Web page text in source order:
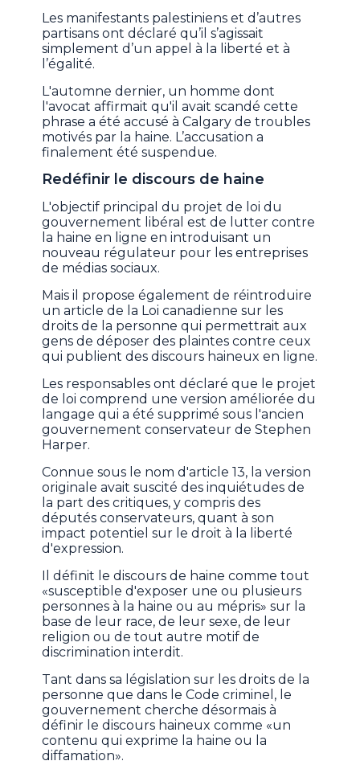
Les manifestants palestiniens et d’autres
partisans ont déclaré qu’il s’agissait
simplement d’un appel à la liberté et à
l’égalité.
L'automne dernier, un homme dont
l'avocat affirmait qu'il avait scandé cette
phrase a été accusé à Calgary de troubles
motivés par la haine. L’accusation a
finalement été suspendue.
Redéfinir le discours de haine
L'objectif principal du projet de loi du
gouvernement libéral est de lutter contre
la haine en ligne en introduisant un
nouveau régulateur pour les entreprises
de médias sociaux.
Mais il propose également de réintroduire
un article de la Loi canadienne sur les
droits de la personne qui permettrait aux
gens de déposer des plaintes contre ceux
qui publient des discours haineux en ligne.
Les responsables ont déclaré que le projet
de loi comprend une version améliorée du
langage qui a été supprimé sous l'ancien
gouvernement conservateur de Stephen
Harper.
Connue sous le nom d'article 13, la version
originale avait suscité des inquiétudes de
la part des critiques, y compris des
députés conservateurs, quant à son
impact potentiel sur le droit à la liberté
d'expression.
Il définit le discours de haine comme tout
«susceptible d'exposer une ou plusieurs
personnes à la haine ou au mépris» sur la
base de leur race, de leur sexe, de leur
religion ou de tout autre motif de
discrimination interdit.
Tant dans sa législation sur les droits de la
personne que dans le Code criminel, le
gouvernement cherche désormais à
définir le discours haineux comme «un
contenu qui exprime la haine ou la
diffamation».